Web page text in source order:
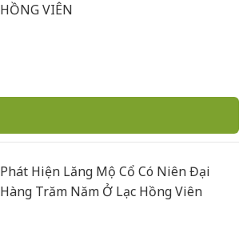
HỒNG VIÊN
Phát Hiện Lăng Mộ Cổ Có Niên Đại
Hàng Trăm Năm Ở Lạc Hồng Viên